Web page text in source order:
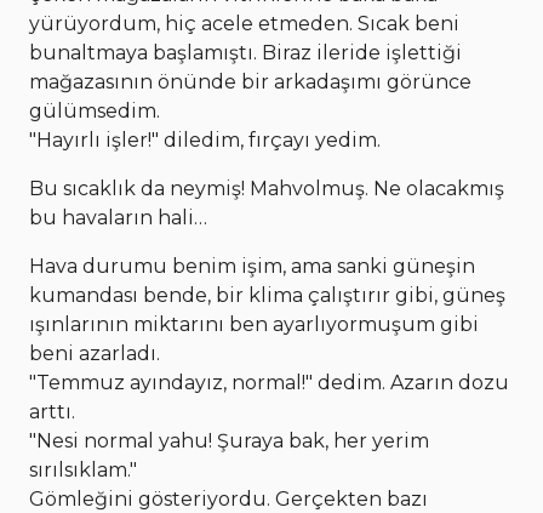
yürüyordum, hiç acele etmeden. Sıcak beni
bunaltmaya başlamıştı. Biraz ileride işlettiği
mağazasının önünde bir arkadaşımı görünce
gülümsedim.
"Hayırlı işler!" diledim, fırçayı yedim.
Bu sıcaklık da neymiş! Mahvolmuş. Ne olacakmış
bu havaların hali…
Hava durumu benim işim, ama sanki güneşin
kumandası bende, bir klima çalıştırır gibi, güneş
ışınlarının miktarını ben ayarlıyormuşum gibi
beni azarladı.
"Temmuz ayındayız, normal!" dedim. Azarın dozu
arttı.
"Nesi normal yahu! Şuraya bak, her yerim
sırılsıklam."
Gömleğini gösteriyordu. Gerçekten bazı